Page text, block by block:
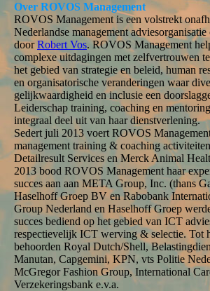
Over ROVOS Management
ROVOS Management is een volstrekt
Nederlandse management
doorRobert Vos. ROVOS Management
complexe uitdagingen met zelfvertrouwen
het gebied van strategie en beleid, human
en organisatorische veranderingen waar
gelijkwaardigheid en inclusie een
Leiderschap training, coaching en
integraal deel uit van haar dienstverlening.
Sedert juli 2013 voert ROVOS
management training & coaching
Detailresult Services en Merck Animal
2013 bood ROVOS Management haar
succes aan aan META Group, Inc. (thans
Haselhoff Groep BV en Rabobank
Group Nederland en Haselhoff Groep
succes bediend op het gebied van ICT
respectievelijk ICT werving & selectie. Tot
behoorden Royal Dutch/Shell,
Manutan, Capgemini, KPN, vts Politie
McGregor Fashion Group, International
Verzekeringsbank e.v.a.